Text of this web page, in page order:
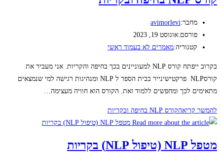
מחבר:avimorlevi
פורסם:אוגוסט 19, 2023
קטגוריה:מאמרים לא בעמוד ראשי
בקרוב ייפתח קורס NLP למעוניינים בכך בחיפה והקריות. אני מעביר את
קורסNLP פרקטישינייר בבית הספר ל NLP ומנהיגות רגישה למי שנמצאים
מתאימים לכך ומחפשים ללמוד זאת. הקורס הוא חוויה מעצימה…
להמשך קריאהקורס NLP בחיפה ובקריות
מטפל NLP (טיפול NLP) בקריות